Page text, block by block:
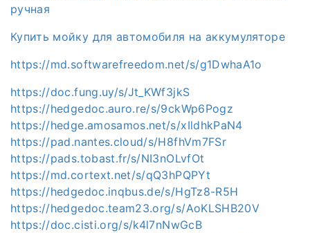
ручная
Купить мойку для автомобиля на аккумуляторе
https://md.softwarefreedom.net/s/g1DwhaA1o
https://doc.fung.uy/s/Jt_KWf3jkS
https://hedgedoc.auro.re/s/9ckWp6Pogz
https://hedge.amosamos.net/s/xIldhkPaN4
https://pad.nantes.cloud/s/H8fhVm7FSr
https://pads.tobast.fr/s/NI3nOLvfOt
https://md.cortext.net/s/qQ3hPQPYt
https://hedgedoc.inqbus.de/s/HgTz8-R5H
https://hedgedoc.team23.org/s/AoKLSHB20V
https://doc.cisti.org/s/k4l7nNwGcB